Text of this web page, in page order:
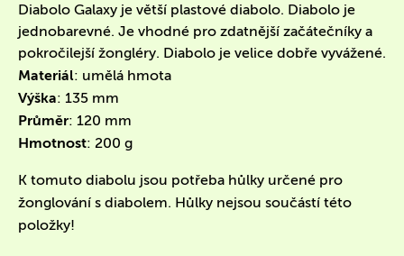
Diabolo Galaxy je větší plastové diabolo. Diabolo je
jednobarevné. Je vhodné pro zdatnější začátečníky a
pokročilejší žongléry. Diabolo je velice dobře vyvážené.
Materiál: umělá hmota
Výška: 135 mm
Průměr: 120 mm
Hmotnost: 200 g
K tomuto diabolu jsou potřeba hůlky určené pro
žonglování s diabolem. Hůlky nejsou součástí této
položky!